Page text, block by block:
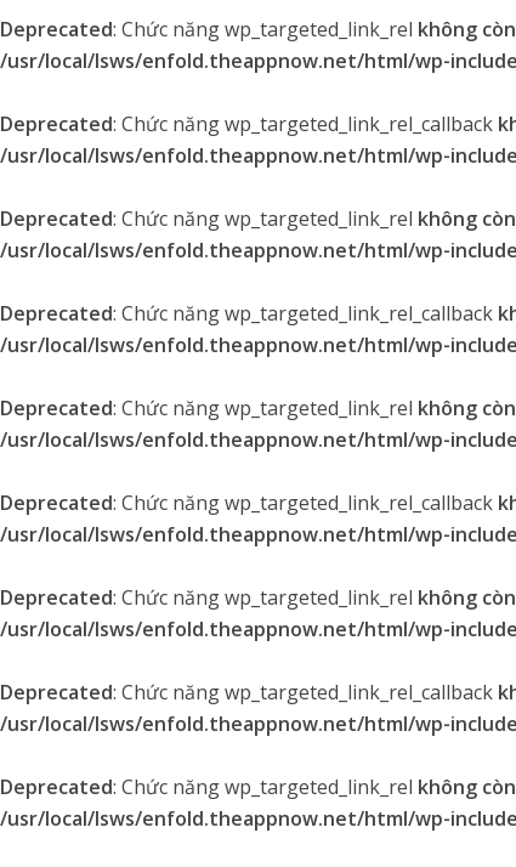
Deprecated: Chức năng wp_targeted_link_rel không
/usr/local/lsws/enfold.theappnow.net/html/wp-
Deprecated: Chức năng wp_targeted_link_rel_callback
/usr/local/lsws/enfold.theappnow.net/html/wp-
Deprecated: Chức năng wp_targeted_link_rel không
/usr/local/lsws/enfold.theappnow.net/html/wp-
Deprecated: Chức năng wp_targeted_link_rel_callback
/usr/local/lsws/enfold.theappnow.net/html/wp-
Deprecated: Chức năng wp_targeted_link_rel không
/usr/local/lsws/enfold.theappnow.net/html/wp-
Deprecated: Chức năng wp_targeted_link_rel_callback
/usr/local/lsws/enfold.theappnow.net/html/wp-
Deprecated: Chức năng wp_targeted_link_rel không
/usr/local/lsws/enfold.theappnow.net/html/wp-
Deprecated: Chức năng wp_targeted_link_rel_callback
/usr/local/lsws/enfold.theappnow.net/html/wp-
Deprecated: Chức năng wp_targeted_link_rel không
/usr/local/lsws/enfold.theappnow.net/html/wp-